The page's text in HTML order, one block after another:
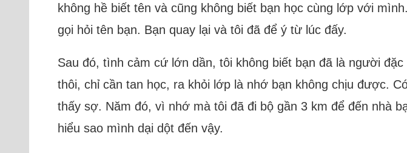
không hề biết tên và cũng không biết bạn học cùng lớp với
gọi hỏi tên bạn. Bạn quay lại và tôi đã để ý từ lúc đấy.
Sau đó, tình cảm cứ lớn dần, tôi không biết bạn đã là người
thôi, chỉ cần tan học, ra khỏi lớp là nhớ bạn không chịu được.
thấy sợ. Năm đó, vì nhớ mà tôi đã đi bộ gần 3 km để đến nhà
hiểu sao mình dại dột đến vậy.